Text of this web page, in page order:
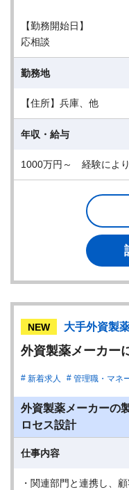
【勤務開始日】
応相談
勤務地
【住所】兵庫、他
年収・給与
1000万円～ 経験によ
NEW 大手外資製
外資製薬メーカー
新着求人 管理職・マネ
外資製薬メーカーの
ロセス設計
仕事内容
・関連部門と連携し、